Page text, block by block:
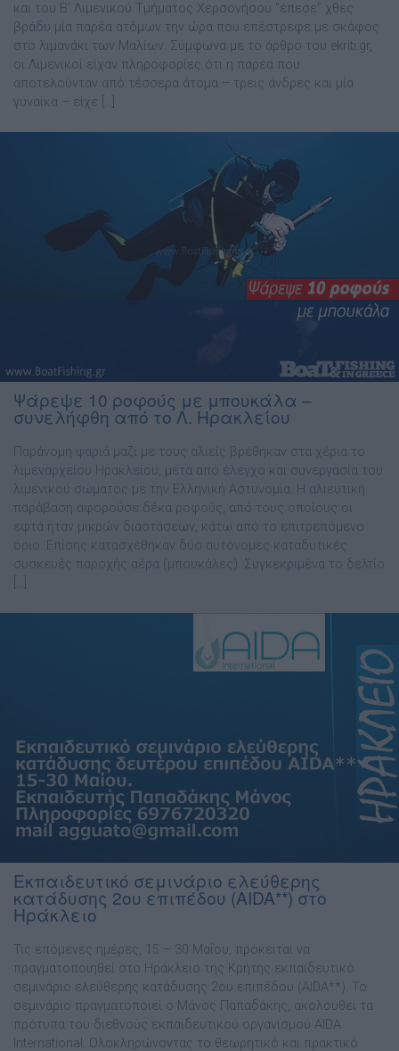
και του Β’ Λιμενικού Τμήματος Χερσονήσου “έπεσε” χθες
βράδυ μία παρέα ατόμων την ώρα που επέστρεφε με σκάφος
στο λιμανάκι των Μαλίων. Σύμφωνα με το άρθρο του ekriti.gr,
οι Λιμενικοί είχαν πληροφορίες ότι η παρέα που
αποτελούνταν από τέσσερα άτομα – τρεις άνδρες και μία
γυναίκα – είχε […]
Ψάρεψε 10 ροφούς με μπουκάλα –
συνελήφθη από το Λ. Ηρακλείου
Παράνομη ψαριά μαζί με τους αλιείς βρέθηκαν στα χέρια το
λιμεναρχείου Ηρακλείου, μετά από έλεγχο και συνεργασία του
λιμενικού σώματος με την Ελληνική Αστυνομία. Η αλιευτική
παράβαση αφορούσε δέκα ροφούς, από τους οποίους οι
εφτά ήταν μικρών διαστάσεων, κάτω από το επιτρεπόμενο
όριο. Επίσης κατασχέθηκαν δύο αυτόνομες καταδυτικές
συσκευές παροχής αέρα (μπουκάλες). Συγκεκριμένα το δελτίο
Εκπαιδευτικό σεμινάριο ελεύθερης
κατάδυσης 2ου επιπέδου (AIDA**) στο
Ηράκλειο
Τις επόμενες ημέρες, 15 – 30 Μαΐου, πρόκειται να
πραγματοποιηθεί στο Ηράκλειο της Κρήτης εκπαιδευτικό
σεμινάριο ελεύθερης κατάδυσης 2ου επιπέδου (AIDA**). Το
σεμινάριο πραγματοποιεί ο Μάνος Παπαδάκης, ακολουθεί τα
πρότυπα του διεθνούς εκπαιδευτικού οργανισμού AIDA
International. Ολοκληρώνοντας το θεωρητικό και πρακτικό